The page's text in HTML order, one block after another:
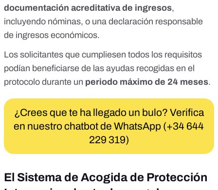
documentación acreditativa de ingresos,
incluyendo nóminas, o una declaración responsable
de ingresos económicos.
Los solicitantes que cumpliesen todos los requisitos
podían beneficiarse de las ayudas recogidas en el
protocolo durante un periodo máximo de 24 meses.
¿Crees que te ha llegado un bulo? Verifica
en nuestro chatbot de WhatsApp (+34 644
229 319)
El Sistema de Acogida de Protección